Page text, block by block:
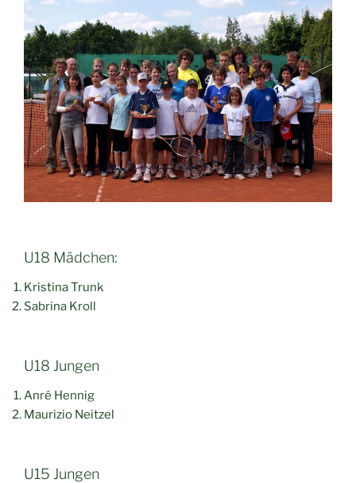
U18 Mädchen:
Kristina Trunk
Sabrina Kroll
U18 Jungen
Anré Hennig
Maurizio Neitzel
U15 Jungen